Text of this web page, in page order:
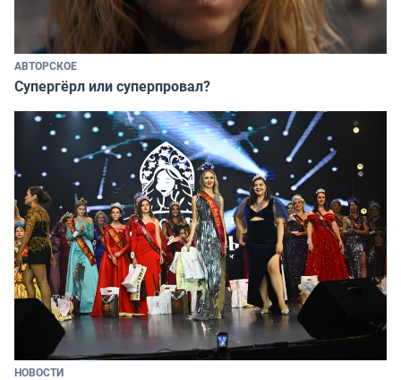
АВТОРСКОЕ
Супергёрл или суперпровал?
НОВОСТИ